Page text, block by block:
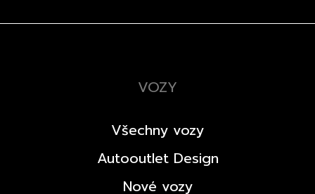
VOZY
Všechny vozy
Autooutlet Design
Nové vozy